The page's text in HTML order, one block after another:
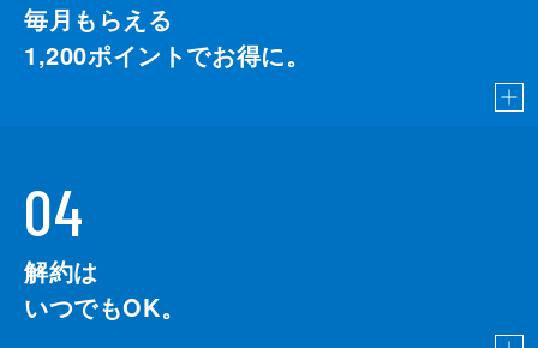
毎月もらえる
1,200ポイントでお得に。
04
解約は
いつでもOK。